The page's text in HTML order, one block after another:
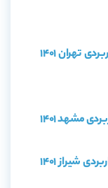
لیست رشته های دانشگاه علمی کاربردی تهران 1401
لیست رشته های دانشگاه علمی کاربردی مشهد 1401
لیست رشته های دانشگاه علمی کاربردی شیراز 1401